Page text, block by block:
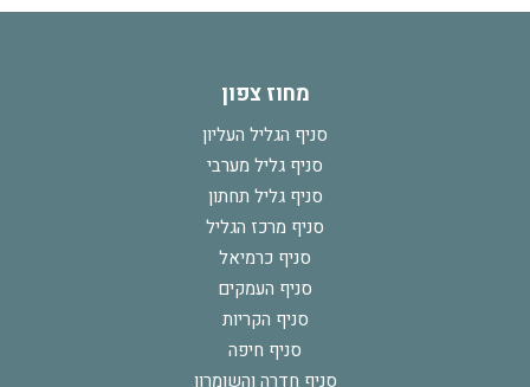
מחוז צפון
סניף הגליל העליון
סניף גליל מערבי
סניף גליל תחתון
סניף מרכז הגליל
סניף כרמיאל
סניף העמקים
סניף הקריות
סניף חיפה
סניף חדרה והשומרון